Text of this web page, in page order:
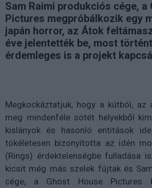
Sam Raimi produkciós cége, a
Pictures megpróbálkozik egy
japán horror, az Átok
éve jelentették be, most
érdemleges is a projekt
Megkockáztatjuk, hogy a kútból, az
meg mindenféle sötét helyekből
kislányok és hasonló entitások
tökéletesen bizonyította az idén
(Rings) érdektelenségbe fulladása
kicsit még más szelek fújtak és
cége, a Ghost House Pictures